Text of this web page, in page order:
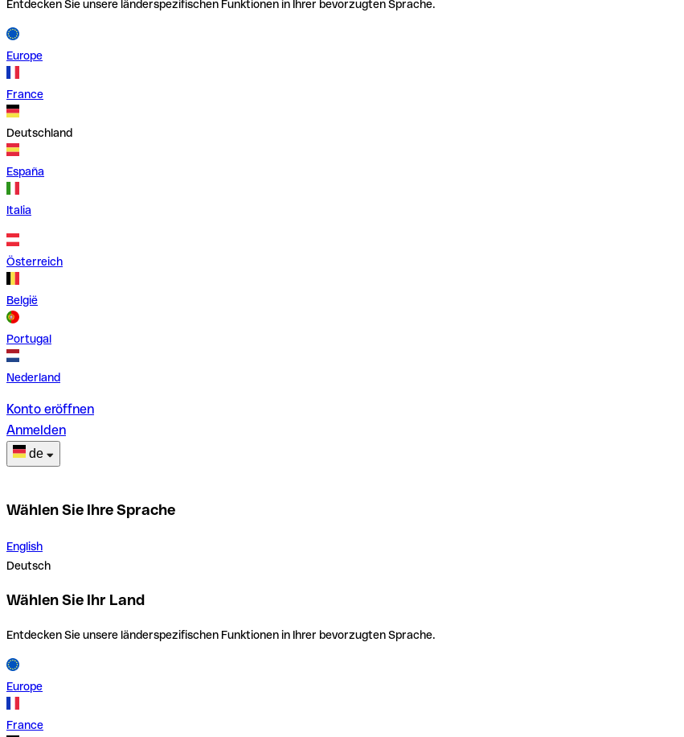
Entdecken Sie unsere länderspezifischen Funktionen in Ihrer bevorzugten Sprache.
Europe
France
Deutschland
España
Italia
Österreich
België
Portugal
Nederland
Konto eröffnen
Anmelden
de
Wählen Sie Ihre Sprache
English
Deutsch
Wählen Sie Ihr Land
Entdecken Sie unsere länderspezifischen Funktionen in Ihrer bevorzugten Sprache.
Europe
France